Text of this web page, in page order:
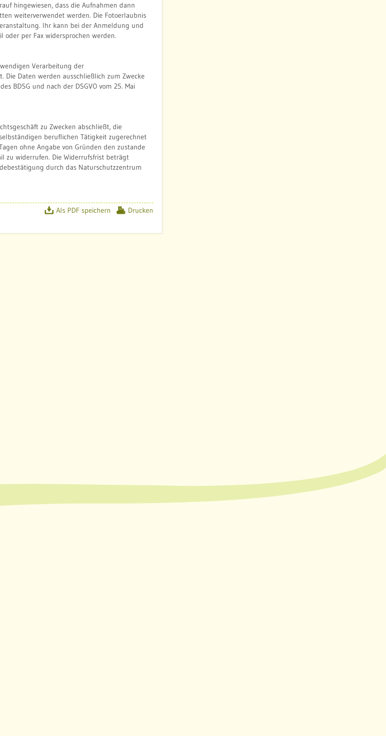
hingewiesen, dass die Aufnahmen dann
weiterverwendet werden. Die Fotoerlaubnis
Ihr kann bei der Anmeldung und
oder per Fax widersprochen werden.
Verarbeitung der
Die Daten werden ausschließlich zum Zwecke
BDSG und nach der DSGVO vom 25. Mai
zu Zwecken abschließt, die
beruflichen Tätigkeit zugerechnet
ohne Angabe von Gründen den zustande
zu widerrufen. Die Widerrufsfrist beträgt
durch das Naturschutzzentrum
Drucken
Als PDF speichern